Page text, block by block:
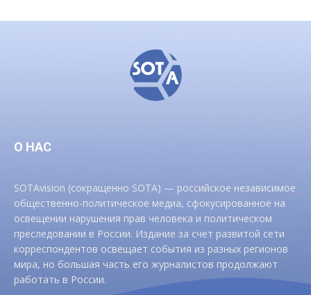
О НАС
SOTAvision (сокращенно SOTA) — российское независимое
общественно-политическое медиа, сфокусированное на
освещении нарушения прав человека и политическом
преследовании в России. Издание за счет развитой сети
корреспондентов освещает события из разных регионов
мира, но большая часть его журналистов продолжают
работать в России.